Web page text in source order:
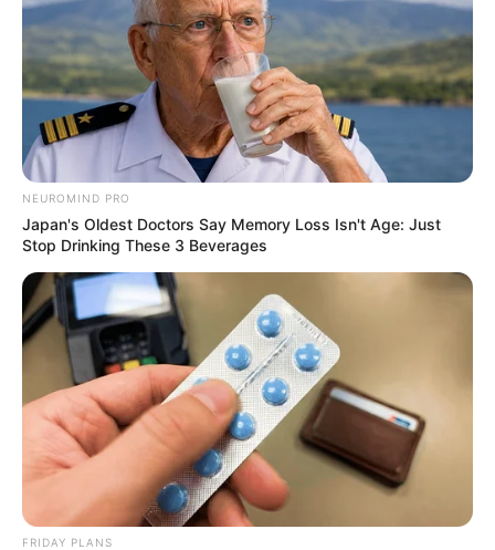
NEUROMIND PRO
Japan's Oldest Doctors Say Memory Loss Isn't Age: Just
Stop Drinking These 3 Beverages
FRIDAY PLANS